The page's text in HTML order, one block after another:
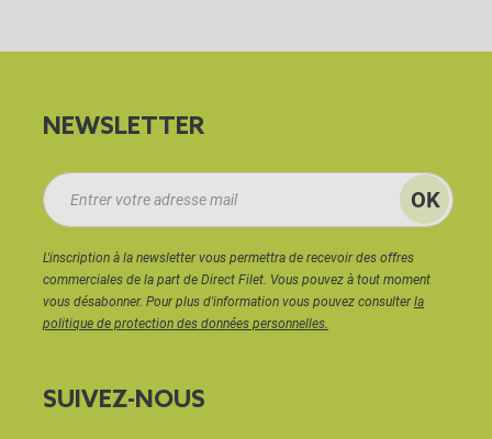
NEWSLETTER
L'inscription à la newsletter vous permettra de recevoir des offres
commerciales de la part de Direct Filet. Vous pouvez à tout moment
vous désabonner. Pour plus d'information vous pouvez consulterla
politique de protection des données personnelles.
SUIVEZ-NOUS